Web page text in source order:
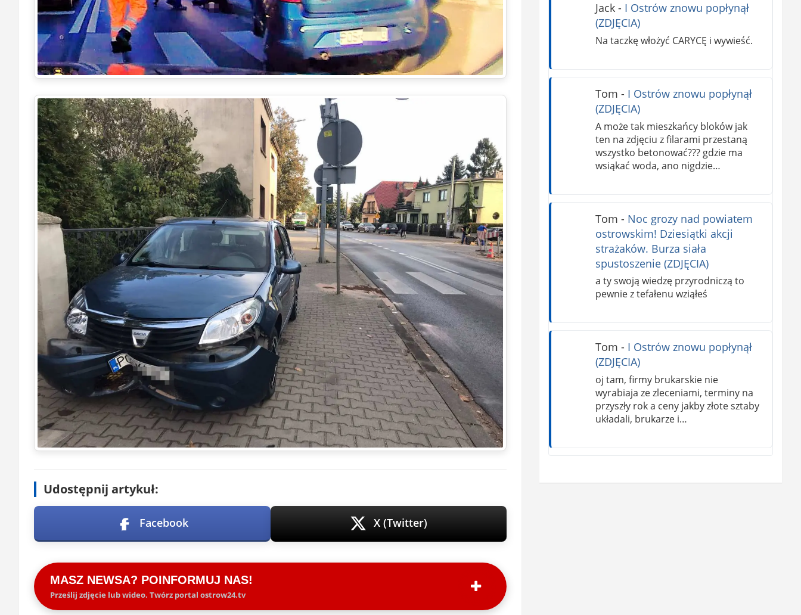
Udostępnij artykuł:
Facebook X (Twitter)
MASZ NEWSA? POINFORMUJ NAS!
Prześlij zdjęcie lub wideo. Twórz portal ostrow24.tv
Jack- I Ostrów znowu popłynął
(ZDJĘCIA)
Na taczkę włożyć CARYCĘ i wywieść.
Tom - I Ostrów znowu popłynął
(ZDJĘCIA)
A może tak mieszkańcy bloków jak
ten na zdjęciu z filarami przestaną
wszystko betonować??? gdzie ma
wsiąkać woda, ano nigdzie…
Tom - Noc grozy nad powiatem
ostrowskim! Dziesiątki akcji
strażaków. Burza siała
spustoszenie (ZDJĘCIA)
a ty swoją wiedzę przyrodniczą to
pewnie z tefałenu wziąłeś
Tom - I Ostrów znowu popłynął
(ZDJĘCIA)
oj tam, firmy brukarskie nie
wyrabiaja ze zleceniami, terminy na
przyszły rok a ceny jakby złote sztaby
układali, brukarze i…